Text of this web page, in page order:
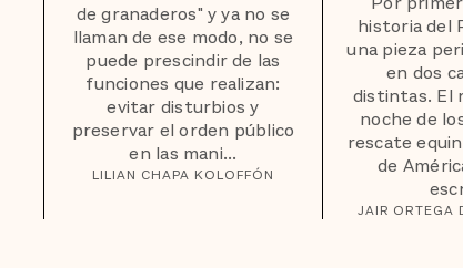
de granaderos" y ya no se
llaman de ese modo, no se
puede prescindir de las
funciones que realizan:
evitar disturbios y
preservar el orden público
en las mani...
LILIAN CHAPA KOLOFFÓN
historia del
una pieza
en dos
distintas. El
noche de
rescate
de
JAIR ORTEGA